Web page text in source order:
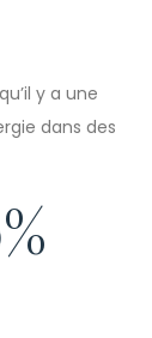
y a une
dans des